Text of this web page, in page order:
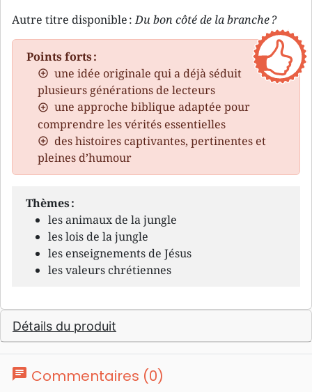
Autre titre disponible :Du bon côté de la branche ?
Points forts :
une idée originale qui a déjà séduit
plusieurs générations de lecteurs
une approche biblique adaptée pour
comprendre les vérités essentielles
des histoires captivantes, pertinentes et
pleines d’humour
Thèmes :
les animaux de la jungle
les lois de la jungle
les enseignements de Jésus
les valeurs chrétiennes
Détails du produit
chat Commentaires (0)